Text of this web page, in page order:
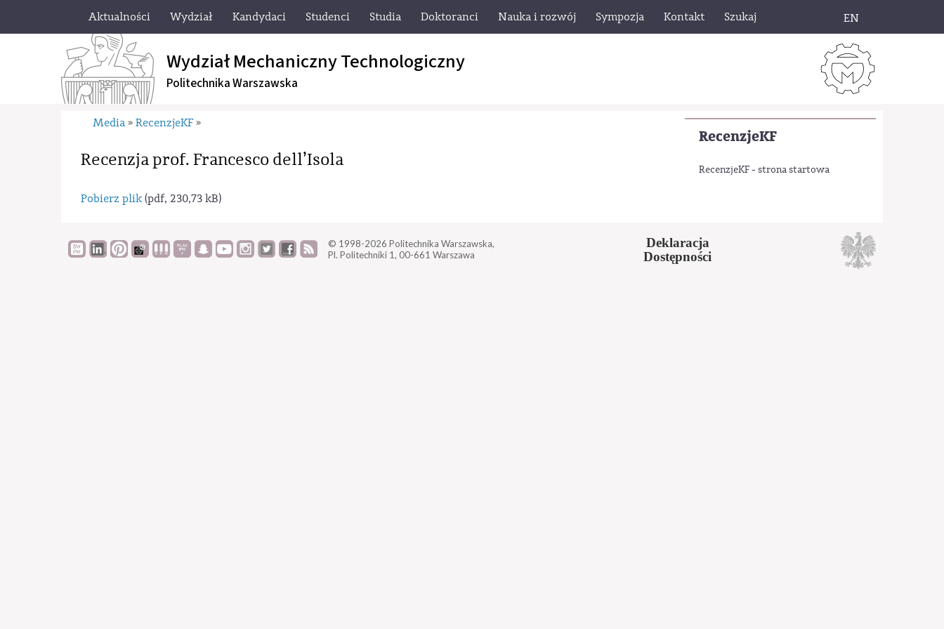
Aktualności Wydział Kandydaci Studenci Studia Doktoranci Nauka i rozwój Sympozja Kontakt Szukaj EN
Wydział Mechaniczny Technologiczny
Politechnika Warszawska
RecenzjeKF
RecenzjeKF - strona startowa
Media » RecenzjeKF »
Recenzja prof. Francesco dell’Isola
Pobierz plik(pdf, 230,73 kB)
© 1998-2026 Politechnika Warszawska,
Pl. Politechniki 1, 00-661 Warszawa
Deklaracja
Dostępności